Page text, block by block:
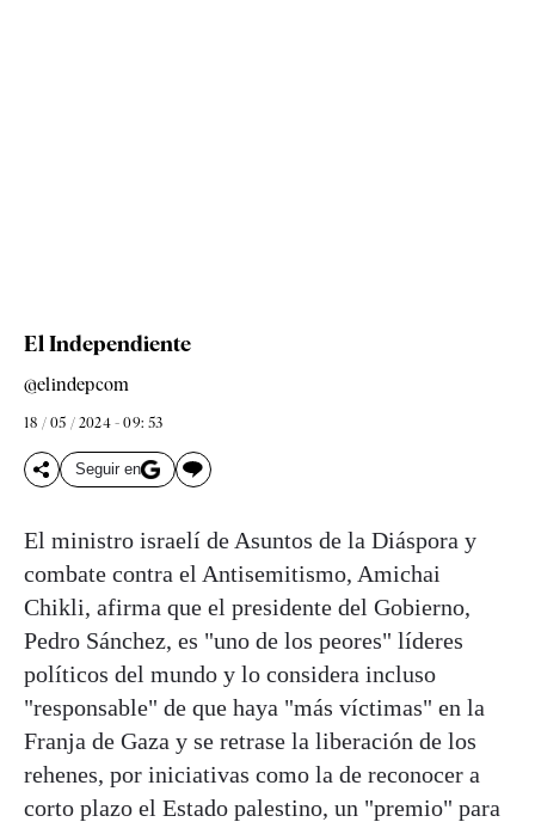
El Independiente
@elindepcom
18 / 05 / 2024 - 09: 53
Seguir en
El ministro israelí de Asuntos de la Diáspora y
combate contra el Antisemitismo, Amichai
Chikli, afirma que el presidente del Gobierno,
Pedro Sánchez, es "uno de los peores" líderes
políticos del mundo y lo considera incluso
"responsable" de que haya "más víctimas" en la
Franja de Gaza y se retrase la liberación de los
rehenes, por iniciativas como la de reconocer a
corto plazo el Estado palestino, un "premio" para